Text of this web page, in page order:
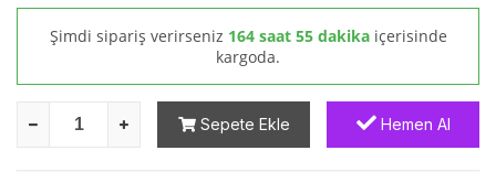
Şimdi sipariş verirseniz 164 saat 55 dakika içerisinde
kargoda.
Sepete Ekle Hemen Al